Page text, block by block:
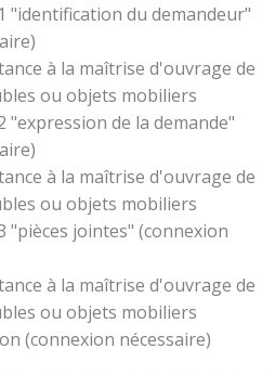
"identification du demandeur"
à la maîtrise d'ouvrage de
ou objets mobiliers
"expression de la demande"
à la maîtrise d'ouvrage de
ou objets mobiliers
"pièces jointes" (connexion
à la maîtrise d'ouvrage de
ou objets mobiliers
(connexion nécessaire)